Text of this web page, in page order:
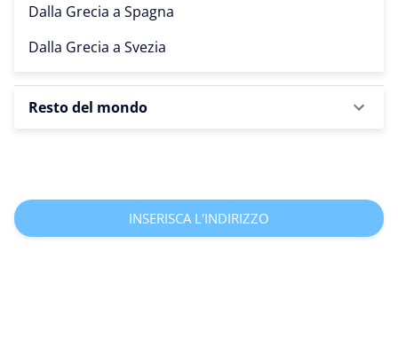
Dalla Grecia a Spagna
Dalla Grecia a Svezia
Resto del mondo
INSERISCA L'INDIRIZZO